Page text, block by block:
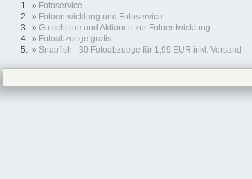
» Fotoservice
» Fotoentwicklung und Fotoservice
» Gutscheine und Aktionen zur Fotoentwicklung
» Fotoabzuege gratis
» Snapfish - 30 Fotoabzuege für 1,99 EUR inkl. Versand